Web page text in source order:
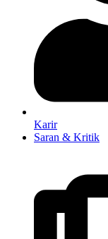
Karir
Saran & Kritik